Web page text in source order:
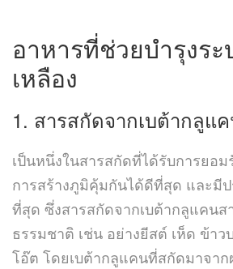
อาหารที่ช่วยบำรุงร
เหลือง
1. สารสกัดจากเบต้ากลูแ
เป็นหนึ่งในสารสกัดที่ได้รับการยอ
การสร้างภูมิคุ้มกันได้ดีที่สุด และมี
ที่สุด ซึ่งสารสกัดจากเบต้ากลูแคนส
ธรรมชาติ เช่น อย่างยีสต์ เห็ด ข้าว
โอ๊ต โดยเบต้ากลูแคนที่สกัดมาจาก